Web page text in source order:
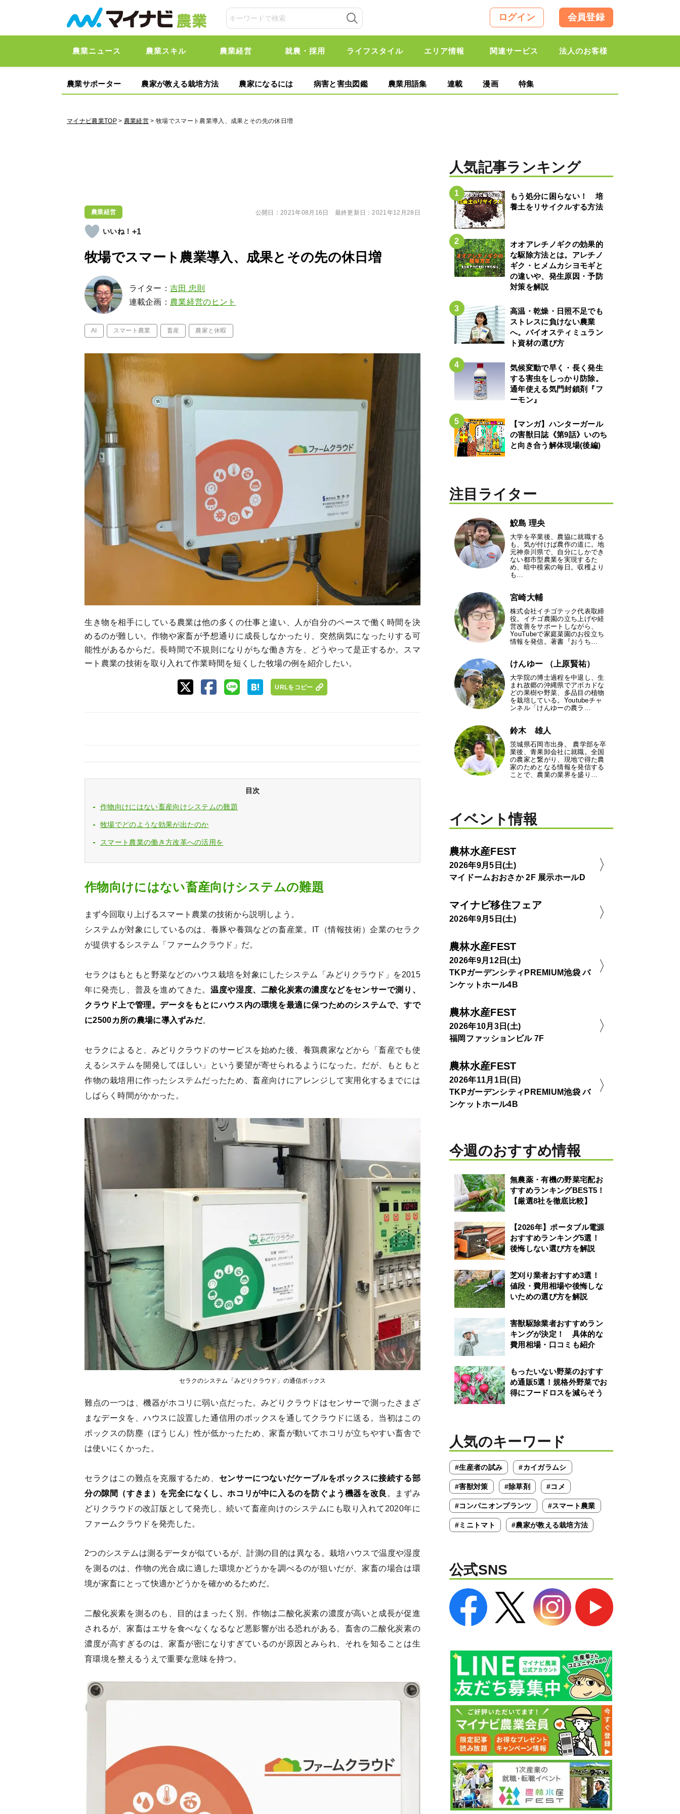
ログイン 会員登録
農業ニュース 農業スキル 農業経営 就農・採用 ライフスタイル エリア情報 関連サービス 法人のお客様
農業サポーター 農家が教える栽培方法 農家になるには 病害と害虫図鑑 農業用語集 連載 漫画 特集
マイナビ農業TOP> 農業経営 > 牧場でスマート農業導入、成果とその先の休日増
農業経営
+1
牧場でスマート農業導入、成果とその先の休日増
ライター：吉田 忠則
連載企画： 農業経営のヒント
AI スマート農業 畜産 農家と休暇
公開日：2021年08月16日 最終更新日：2021年12月28日
生き物を相手にしている農業は他の多くの仕事と違い、人が自分のペースで働く時間を決
めるのが難しい。作物や家畜が予想通りに成長しなかったり、突然病気になったりする可
能性があるからだ。長時間で不規則になりがちな働き方を、どうやって是正するか。スマ
ート農業の技術を取り入れて作業時間を短くした牧場の例を紹介したい。
URLをコピー
目次
作物向けにはない畜産向けシステムの難題
牧場でどのような効果が出たのか
スマート農業の働き方改革への活用を
作物向けにはない畜産向けシステムの難題
まず今回取り上げるスマート農業の技術から説明しよう。
システムが対象にしているのは、養豚や養鶏などの畜産業。IT（情報技術）企業のセラク
が提供するシステム「ファームクラウド」だ。
セラクはもともと野菜などのハウス栽培を対象にしたシステム「みどりクラウド」を2015
年に発売し、普及を進めてきた。温度や湿度、二酸化炭素の濃度などをセンサーで測り、
クラウド上で管理。データをもとにハウス内の環境を最適に保つためのシステムで、すで
に2500カ所の農場に導入ずみだ。
セラクによると、みどりクラウドのサービスを始めた後、養鶏農家などから「畜産でも使
えるシステムを開発してほしい」という要望が寄せられるようになった。だが、もともと
作物の栽培用に作ったシステムだったため、畜産向けにアレンジして実用化するまでには
しばらく時間がかかった。
セラクのシステム「みどりクラウド」の通信ボックス
難点の一つは、機器がホコリに弱い点だった。みどりクラウドはセンサーで測ったさまざ
まなデータを、ハウスに設置した通信用のボックスを通してクラウドに送る。当初はこの
ボックスの防塵（ぼうじん）性が低かったため、家畜が動いてホコリが立ちやすい畜舎で
は使いにくかった。
セラクはこの難点を克服するため、 センサーにつないだケーブルをボックスに接続する部
分の隙間（すきま）を完全になくし、ホコリが中に入るのを防ぐよう機器を改良 。まずみ
どりクラウドの改訂版として発売し、続いて畜産向けのシステムにも取り入れて2020年に
ファームクラウドを発売した。
2つのシステムは測るデータが似ているが、計測の目的は異なる。栽培ハウスで温度や湿度
を測るのは、作物の光合成に適した環境かどうかを調べるのが狙いだが、家畜の場合は環
境が家畜にとって快適かどうかを確かめるためだ。
二酸化炭素を測るのも、目的はまったく別。作物は二酸化炭素の濃度が高いと成長が促進
されるが、家畜はエサを食べなくなるなど悪影響が出る恐れがある。畜舎の二酸化炭素の
濃度が高すぎるのは、家畜が密になりすぎているのが原因とみられ、それを知ることは生
育環境を整えるうえで重要な意味を持つ。
人気記事ランキング
もう処分に困らない！ 培
養土をリサイクルする方法
オオアレチノギクの効果的
な駆除方法とは。アレチノ
ギク・ヒメムカシヨモギと
の違いや、発生原因・予防
対策を解説
高温・乾燥・日照不足でも
ストレスに負けない農業
へ。バイオスティミュラン
ト資材の選び方
気候変動で早く・長く発生
する害虫をしっかり防除。
通年使える気門封鎖剤『フ
ーモン』
【マンガ】ハンターガール
の害獣日誌《第9話》いのち
と向き合う解体現場(後編)
注目ライター
鮫島 理央
大学を卒業後、農協に就職する
も、気が付けば農作の道に。地
元神奈川県で、自分にしかでき
ない都市型農業を実現するた
め、暗中模索の毎日。収穫より
も…
宮崎大輔
株式会社イチゴテック代表取締
役。イチゴ農園の立ち上げや経
営改善をサポートしながら、
YouTubeで家庭菜園のお役立ち
情報を発信。著書『おうち…
けんゆー （上原賢祐）
大学院の博士過程を中退し、生
まれ故郷の沖縄県でアボカドな
どの果樹や野菜、多品目の植物
を栽培している。Youtubeチャ
ンネル「けんゆーの農ラ…
鈴木 雄人
茨城県石岡市出身。 農学部を卒
業後、青果卸会社に就職。全国
の農家と繋がり、現地で得た農
家のためとなる情報を発信する
ことで、農業の業界を盛り…
イベント情報
農林水産FEST
2026年9月5日(土)
マイドームおおさか 2F 展示ホールD
マイナビ移住フェア
2026年9月5日(土)
農林水産FEST
2026年9月12日(土)
TKPガーデンシティPREMIUM池袋 バ
ンケットホール4B
農林水産FEST
2026年10月3日(土)
福岡ファッションビル 7F
農林水産FEST
2026年11月1日(日)
TKPガーデンシティPREMIUM池袋 バ
ンケットホール4B
今週のおすすめ情報
無農薬・有機の野菜宅配お
すすめランキングBEST5！
【厳選8社を徹底比較】
【2026年】ポータブル電源
おすすめランキング5選！
後悔しない選び方を解説
芝刈り業者おすすめ3選！
値段・費用相場や後悔しな
いための選び方を解説
害獣駆除業者おすすめラン
キングが決定！ 具体的な
費用相場・口コミも紹介
もったいない野菜のおすす
め通販5選！規格外野菜でお
得にフードロスを減らそう
人気のキーワード
#生産者の試み #カイガラムシ
#害獣対策 #除草剤 #コメ
#コンパニオンプランツ #スマート農業
#ミニトマト #農家が教える栽培方法
公式SNS